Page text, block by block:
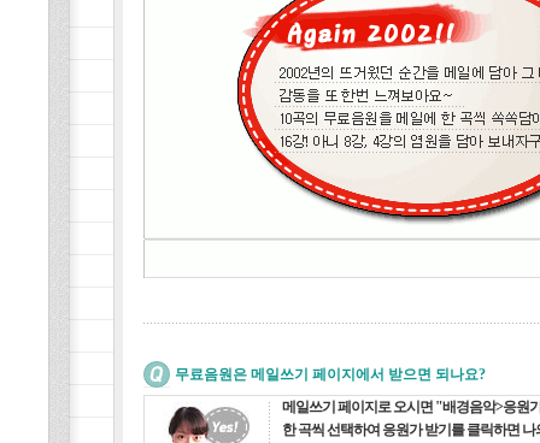
무료음원은 메일쓰기 페이지에서 받으면 되나요?
메일쓰기 페이지로 오시면 "배경음악>응원
한 곡씩 선택하여 응원가 받기를 클릭하면 나